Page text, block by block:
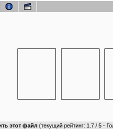
этот файл (текущий рейтинг: 1.7 / 5 -